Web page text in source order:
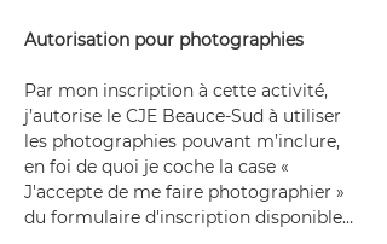
Autorisation pour photographies
Par mon inscription à cette activité,
j’autorise le CJE Beauce-Sud à utiliser
les photographies pouvant m’inclure,
en foi de quoi je coche la case «
J'accepte de me faire photographier »
du formulaire d'inscription disponible…